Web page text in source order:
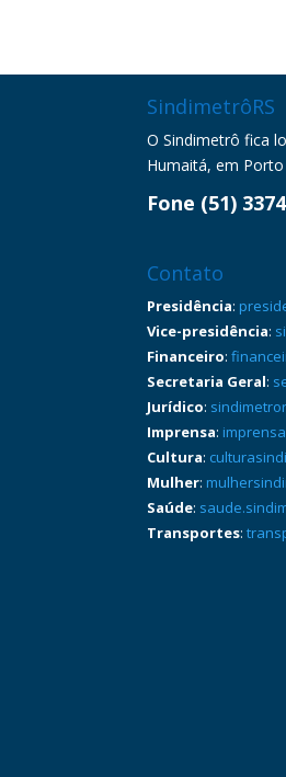
SindimetrôRS
O Sindimetrô fica
Humaitá, em Porto
Fone (51)
Contato
Presidência:
Vice-presidência:
Financeiro:
Secretaria Geral:
Jurídico:
Imprensa:
Cultura:
Mulher:
Saúde:
Transportes: